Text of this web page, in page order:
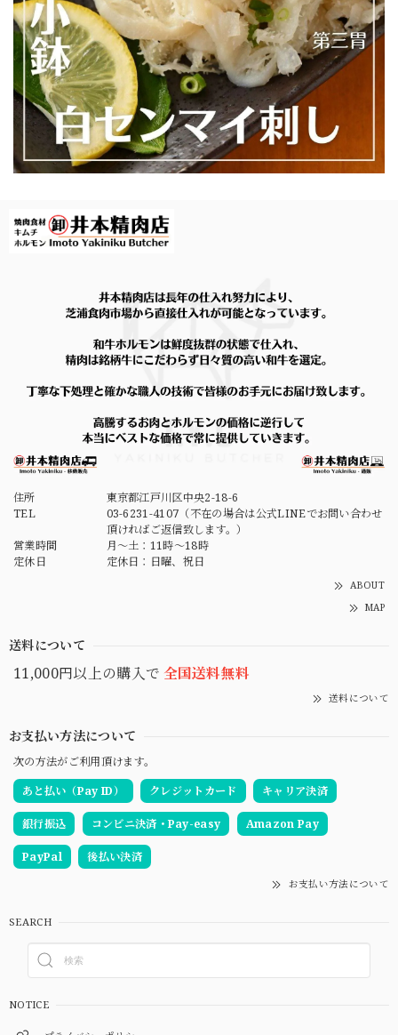
2026/06/23
求めていたマルチョウそのものでした！ 脂もしつこくな
く、またリピートします！
2026/06/23
対応も良く、気持ちの良い買い物が出来ました。 味も美味
しく、特に【ロングマルチョウ】が最高でした。それと、サ
商品は購入出来るのでしょうか？ とにかく、ありがとうご
ざいました！
塩入れるの忘れてませんか？というほど塩味が無く、ニンニ
クの風味もあまり感じられません。 個人的に薄味のものは
よく食べますが、こちらは味や旨みが薄過ぎると思います。
モニターして改善をお願いいたします。
住所
東京都江戸川区中央2-18-6
TEL
03-6231-4107（不在の場合は公式LINEでお問い合わせ
頂ければご返信致します。）
営業時間
月～土：11時～18時
定休日
定休日：日曜、祝日
ABOUT
MAP
送料について
11,000円以上の購入で 全国送料無料
送料について
お支払い方法について
次の方法がご利用頂けます。
あと払い（Pay ID）
クレジットカード キャリア決済
銀行振込 コンビニ決済・Pay-easy Amazon Pay
PayPal 後払い決済
お支払い方法について
SEARCH
NOTICE